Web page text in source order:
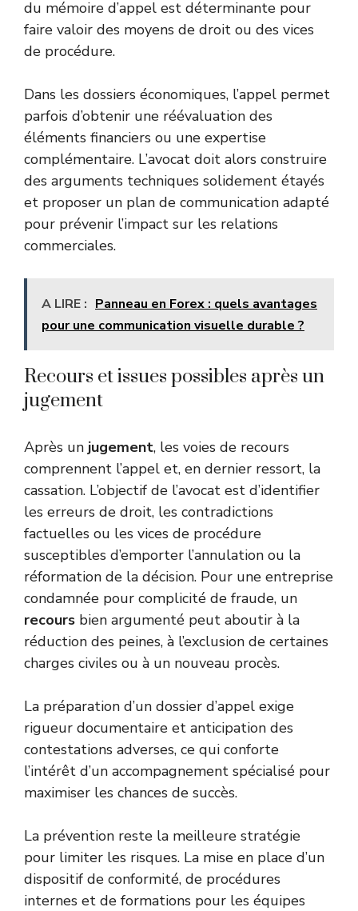
du mémoire d’appel est déterminante pour
faire valoir des moyens de droit ou des vices
de procédure.
Dans les dossiers économiques, l’appel permet
parfois d’obtenir une réévaluation des
éléments financiers ou une expertise
complémentaire. L’avocat doit alors construire
des arguments techniques solidement étayés
et proposer un plan de communication adapté
pour prévenir l’impact sur les relations
commerciales.
A LIRE : Panneau en Forex : quels avantages
pour une communication visuelle durable ?
Recours et issues possibles après un
jugement
Après un jugement, les voies de recours
comprennent l’appel et, en dernier ressort, la
cassation. L’objectif de l’avocat est d’identifier
les erreurs de droit, les contradictions
factuelles ou les vices de procédure
susceptibles d’emporter l’annulation ou la
réformation de la décision. Pour une entreprise
condamnée pour complicité de fraude, un
recours bien argumenté peut aboutir à la
réduction des peines, à l’exclusion de certaines
charges civiles ou à un nouveau procès.
La préparation d’un dossier d’appel exige
rigueur documentaire et anticipation des
contestations adverses, ce qui conforte
l’intérêt d’un accompagnement spécialisé pour
maximiser les chances de succès.
La prévention reste la meilleure stratégie
pour limiter les risques. La mise en place d’un
dispositif de conformité, de procédures
internes et de formations pour les équipes